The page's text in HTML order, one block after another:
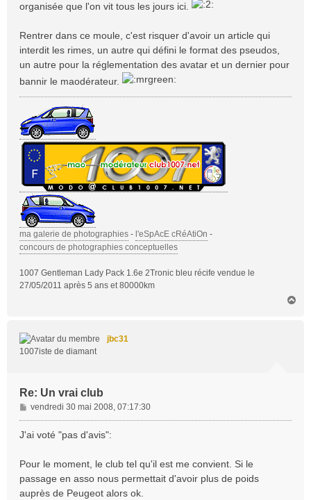
organisée que l'on vit tous les jours ici.
Rentrer dans ce moule, c'est risquer d'avoir un article qui
interdit les rimes, un autre qui défini le format des pseudos,
un autre pour la réglementation des avatar et un dernier pour
bannir le maodérateur.
ma galerie de photographies - l'eSpAcE cRéAtiOn -
concours de photographies conceptuelles
1007 Gentleman Lady Pack 1.6e 2Tronic bleu récife vendue le
27/05/2011 après 5 ans et 80000km
jbc31
1007iste de diamant
Re: Un vrai club
M
e
s
g
e
vendredi 30 mai 2008, 07:17:30
J'ai voté "pas d'avis":
Pour le moment, le club tel qu'il est me convient. Si le
passage en asso nous permettait d'avoir plus de poids
auprès de Peugeot alors ok.